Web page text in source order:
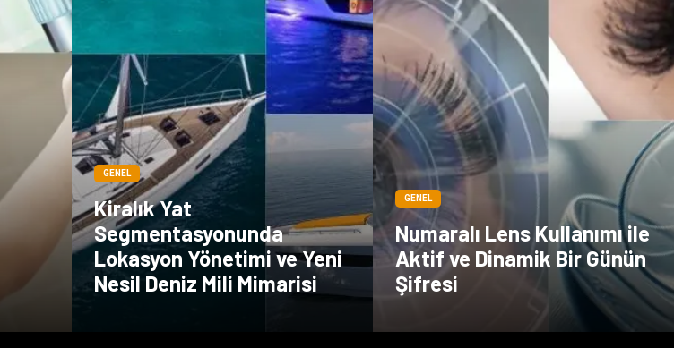
GENEL
Kiralık Yat
Segmentasyonunda
Lokasyon Yönetimi ve Yeni
Nesil Deniz Mili Mimarisi
GENEL
Numaralı Lens Kullanımı ile
Aktif ve Dinamik Bir Günün
Şifresi